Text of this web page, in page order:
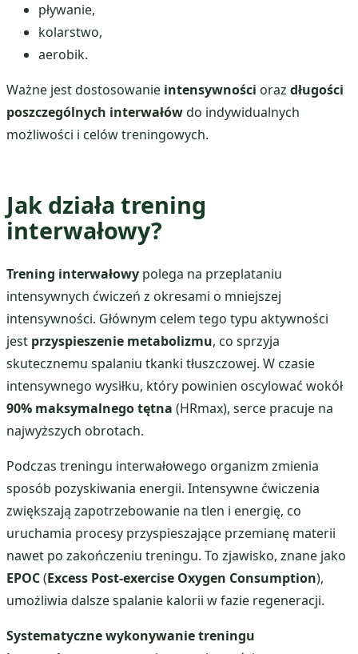
pływanie,
kolarstwo,
aerobik.
Ważne jest dostosowanie intensywności oraz długości
poszczególnych interwałówdo indywidualnych
możliwości i celów treningowych.
Jak działa trening
interwałowy?
Trening interwałowy polega na przeplataniu
intensywnych ćwiczeń z okresami o mniejszej
intensywności. Głównym celem tego typu aktywności
jest przyspieszenie metabolizmu, co sprzyja
skutecznemu spalaniu tkanki tłuszczowej. W czasie
intensywnego wysiłku, który powinien oscylować wokół
90% maksymalnego tętna (HRmax), serce pracuje na
najwyższych obrotach.
Podczas treningu interwałowego organizm zmienia
sposób pozyskiwania energii. Intensywne ćwiczenia
zwiększają zapotrzebowanie na tlen i energię, co
uruchamia procesy przyspieszające przemianę materii
nawet po zakończeniu treningu. To zjawisko, znane jako
EPOC(Excess Post-exercise Oxygen Consumption),
umożliwia dalsze spalanie kalorii w fazie regeneracji.
Systematyczne wykonywanie treningu